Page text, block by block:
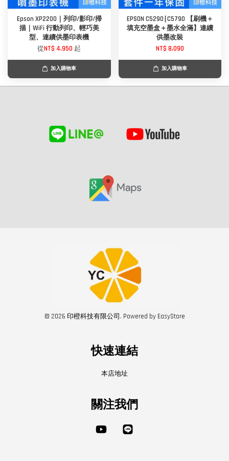
Epson XP2200｜列印/影印/掃
描｜WiFi 行動列印、輕巧美
型、連續供墨印表機
從NT$ 4,950 起
加入購物車
EPSON C5290∣C5790 【刷機＋
填充空墨盒＋墨水全滿】連續
供墨改裝
NT$ 8,090
加入購物車
© 2026 印橙科技有限公司. Powered by EasyStore
快速連結
本店地址
關注我們
YouTube